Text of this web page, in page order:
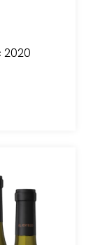
2020